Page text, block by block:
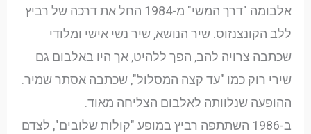
אלבומה "דרך המשי" מ-1984 החל את דרכה של רביץ
ללב הקונצנזוס. שיר הנושא, שיר נשי אישי ומלודי
שכתבה צרויה להב, הפך ללהיט, אך היו באלבום גם
שירי רוק כמו "עד קצה המסלול", שכתבה אסתר שמיר.
ההופעה שנלוותה לאלבום הצליחה מאוד.
ב-1986 השתתפה רביץ במופע "קולות שלובים", לצדם